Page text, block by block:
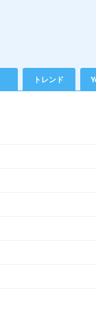
トレンド